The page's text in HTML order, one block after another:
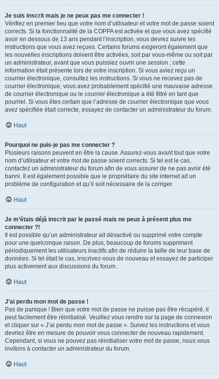
Je suis inscrit mais je ne peux pas me connecter !
Vérifiez en premier lieu que votre nom d’utilisateur et votre mot de passe soient
corrects. Si la fonctionnalité de la COPPA est activée et que vous avez spécifié
avoir en dessous de 13 ans pendant l’inscription, vous devrez suivre les
instructions que vous avez reçues. Certains forums exigeront également que
les nouvelles inscriptions doivent être activées, soit par vous-même ou soit par
un administrateur, avant que vous puissiez ouvrir une session ; cette
information était présente lors de votre inscription. Si vous aviez reçu un
courrier électronique, consultez les instructions. Si vous ne recevez pas de
courrier électronique, vous avez probablement spécifié une mauvaise adresse
de courrier électronique ou le courrier électronique a été filtré en tant que
pourriel. Si vous êtes certain que l’adresse de courrier électronique que vous
avez spécifiée était correcte, essayez de contacter un administrateur du forum.
Haut
Pourquoi ne puis-je pas me connecter ?
Plusieurs raisons peuvent en être la cause. Assurez-vous avant tout que votre
nom d’utilisateur et votre mot de passe soient corrects. Si tel est le cas,
contactez un administrateur du forum afin de vous assurer de ne pas avoir été
banni. Il est également possible que le propriétaire du site internet ait un
problème de configuration et qu’il soit nécessaire de la corriger.
Haut
Je m’étais déjà inscrit par le passé mais ne peux à présent plus me
connecter ?!
Il est possible qu’un administrateur ait désactivé ou supprimé votre compte
pour une quelconque raison. De plus, beaucoup de forums suppriment
périodiquement les utilisateurs inactifs afin de réduire la taille de leur base de
données. Si tel était le cas, inscrivez-vous de nouveau et essayez de participer
plus activement aux discussions du forum.
Haut
J’ai perdu mon mot de passe !
Pas de panique ! Bien que votre mot de passe ne puisse pas être récupéré, il
peut facilement être réinitialisé. Veuillez vous rendre sur la page de connexion
et cliquer sur « J’ai perdu mon mot de passe ». Suivez les instructions et vous
devriez être en mesure de pouvoir vous connecter de nouveau rapidement.
Cependant, si vous ne pouvez pas réinitialiser votre mot de passe, nous vous
invitons à contacter un administrateur du forum.
Haut